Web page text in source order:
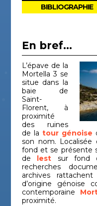
BIBLIOGRAPHIE
En bref...
L’épave de la
Mortella 3 se
situe dans la
baie de
Saint-
Florent, à
proximité
des ruines
de latour génoise
son nom.
fond et se présente
de
lest sur fond
recherches
archives
d’origine génoise
contemporaine
proximité.